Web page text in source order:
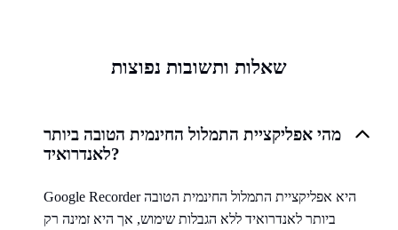
שאלות ותשובות נפוצות
מהי אפליקציית התמלול החינמית הטובה ביותר
לאנדרואיד?
Google Recorder היא אפליקציית התמלול החינמית הטובה
ביותר לאנדרואיד ללא הגבלות שימוש, אך היא זמינה רק